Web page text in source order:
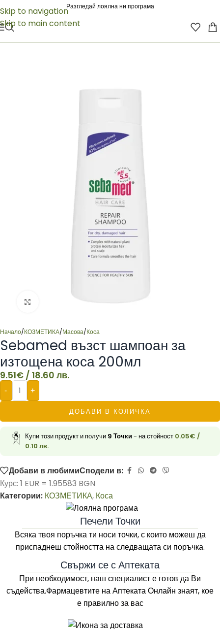
Skip to navigation
Skip to main content
Разгледай лоялна ни програма
Click to enlarge
Начало/КОЗМЕТИКА/Масова/Коса
Sebamed възст шампоан за
изтощена коса 200мл
9.51€ / 18.60 лв.
- +
ДОБАВИ В КОЛИЧКА
Купи този продукт и получи 9 Точки- на стойност 0.05€ /
0.10 лв.
Добави в любимиСподели в:
Курс: 1 EUR = 1.95583 BGN
Категории: КОЗМЕТИКА, Коса
Печели Точки
Всяка твоя поръчка ти носи точки, с които можеш да
приспаднеш стойността на следващата си поръчка.
Свържи се с Аптеката
При необходимост, наш специалист е готов да Ви
съдейства.Фармацевтите наАптеката Онлайн знаят, кое
е правилно за вас